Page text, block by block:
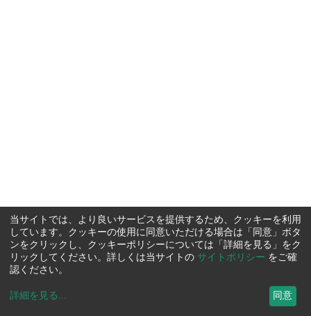
当サイトでは、より良いサービスを提供するため、クッキーを利用
しています。クッキーの使用に同意いただける場合は「同意」ボタ
ンをクリックし、クッキーポリシーについては「詳細を見る」をク
リックしてください。詳しくは当サイトの サイトポリシー をご確
認ください。
詳細を見る ... 同意